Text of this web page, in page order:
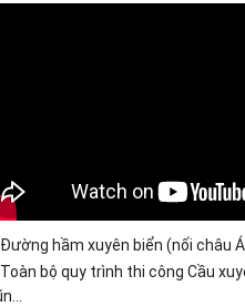
Đường hầm xuyên biển (nối châu
Toàn bộ quy trình thi công Cầu